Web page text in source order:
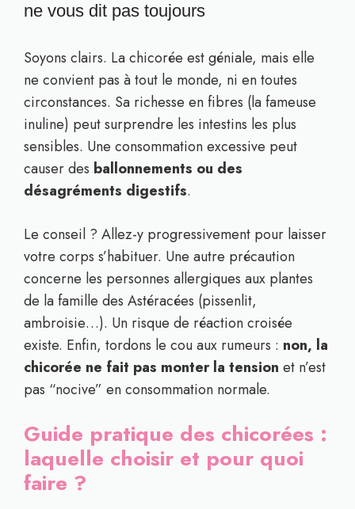
ne vous dit pas toujours
Soyons clairs. La chicorée est géniale, mais elle
ne convient pas à tout le monde, ni en toutes
circonstances. Sa richesse en fibres (la fameuse
inuline) peut surprendre les intestins les plus
sensibles. Une consommation excessive peut
causer des ballonnements ou des
désagréments digestifs.
Le conseil ? Allez-y progressivement pour laisser
votre corps s’habituer. Une autre précaution
concerne les personnes allergiques aux plantes
de la famille des Astéracées (pissenlit,
ambroisie…). Un risque de réaction croisée
existe. Enfin, tordons le cou aux rumeurs : non, la
chicorée ne fait pas monter la tension et n’est
pas “nocive” en consommation normale.
Guide pratique des chicorées :
laquelle choisir et pour quoi
faire ?